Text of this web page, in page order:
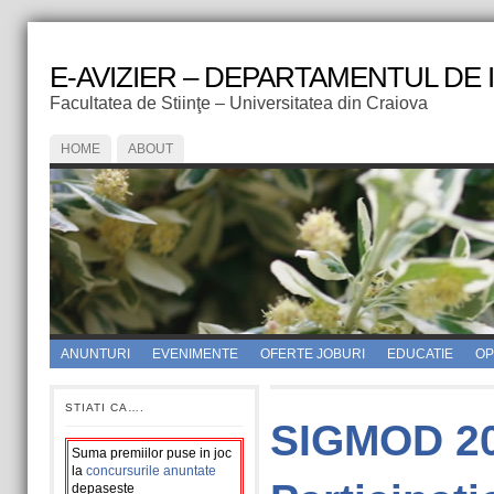
E-AVIZIER – DEPARTAMENTUL DE
Facultatea de Stiinţe – Universitatea din Craiova
HOME ABOUT
ANUNTURI EVENIMENTE OFERTE JOBURI EDUCATIE
STIATI CA….
Suma premiilor puse in joc
la concursurile anuntate
depaseste
SIGMOD